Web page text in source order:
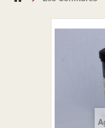
LIVRAISON
MENTIONS LÉGALES